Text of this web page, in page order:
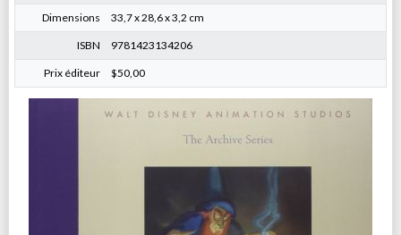
Dimensions 33,7 x 28,6 x 3,2 cm
ISBN 9781423134206
Prix éditeur $50,00